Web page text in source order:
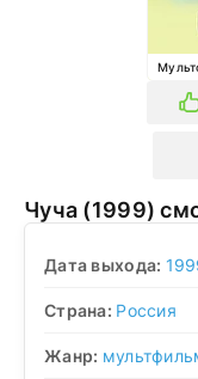
Чуча
Дата выхода:
Страна: Россия
Жанр: